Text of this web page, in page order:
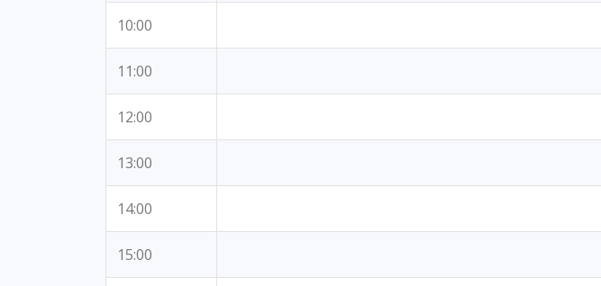
10:00
11:00
12:00
13:00
14:00
15:00